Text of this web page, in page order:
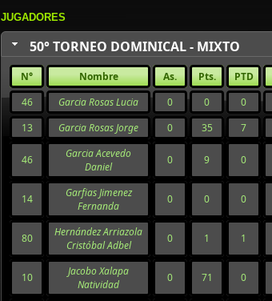
JUGADORES
50° TORNEO DOMINICAL - MIXTO
N° Nombre As. Pts. PTD
46
Garcia Rosas Lucia 0 0 0
13
Garcia Rosas Jorge 0 35 7
46
Garcia Acevedo
Daniel
0 9 0
14
Garfias Jimenez
Fernanda
0 0 0
80
Hernández Arriazola
Cristóbal Adbel
0 1 1
10
Jacobo Xalapa
Natividad
0 71 0